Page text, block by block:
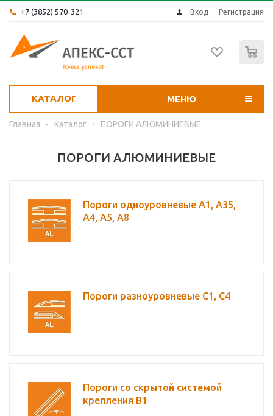
+7 (3852) 570-321 Вход Регистрация
КАТАЛОГ МЕНЮ
Главная - Каталог - ПОРОГИ АЛЮМИНИЕВЫЕ
ПОРОГИ АЛЮМИНИЕВЫЕ
Пороги одноуровневые А1, А35,
А4, А5, А8
Пороги разноуровневые С1, С4
Пороги со скрытой системой
крепления В1